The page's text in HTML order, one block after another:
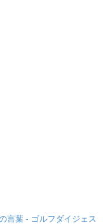
言葉 - ゴルフダイジェス